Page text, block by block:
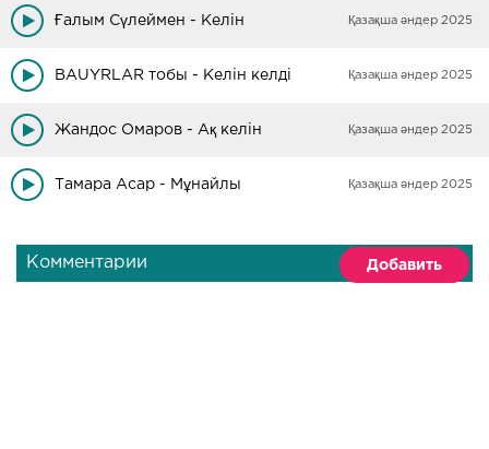
Ғалым Сүлеймен - Келін Қазақша әндер 2025
BAUYRLAR тобы - Келін келді Қазақша әндер 2025
Жандос Омаров - Ақ келін Қазақша әндер 2025
Тамара Асар - Мұнайлы Қазақша әндер 2025
Комментарии Добавить